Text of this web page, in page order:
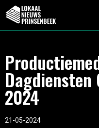
Dagdiensten
2024
21-05-2024